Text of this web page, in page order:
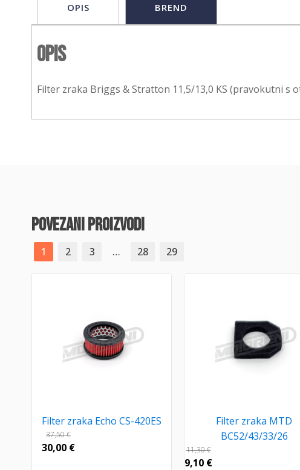
OPIS BREND
Opis
Filter zraka Briggs & Stratton 11,5/13,0 KS (pravokutni s
povezani proizvodi
1 2 3 … 28 29
Filter zraka Echo CS-420ES
37,50€
30,00 €
Filter zraka MTD
BC52/43/33/26
11,30€
9,10 €